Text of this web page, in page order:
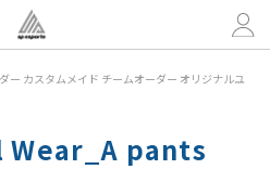
ー カスタムメイド チームオーダー オリジナルユ
pants